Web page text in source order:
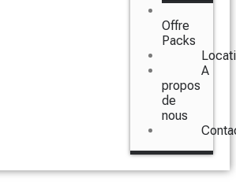
Offre
Packs
A
propos
de
nous